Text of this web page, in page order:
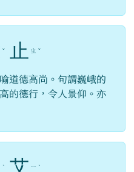
ˇ 止 ㄓ ˇ
道德高尚。句謂巍峨的
的德行，令人景仰。亦
ˋ 艾 ㄧ ˋ